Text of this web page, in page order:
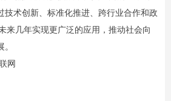
技术创新、标准化推进、跨行业合作和政
来几年实现更广泛的应用，推动社会向
网